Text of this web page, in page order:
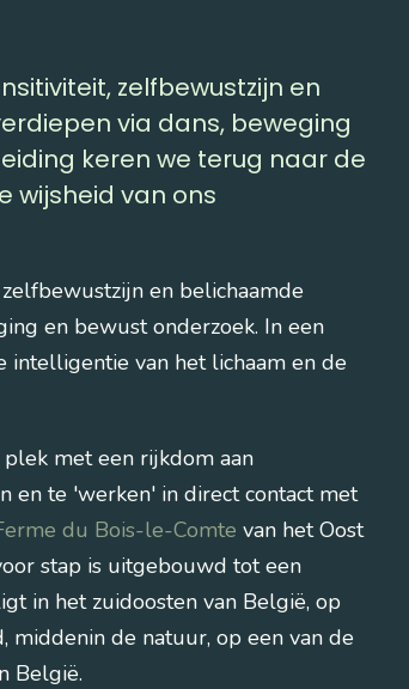
zelfbewustzijn en
via dans, beweging
keren we terug naar de
wijsheid van ons
en belichaamde
en bewust onderzoek. In een
van het lichaam en de
met een rijkdom aan
en te 'werken' in direct contact met
du Bois-le-Comte van het Oost
stap is uitgebouwd tot een
in het zuidoosten van België, op
middenin de natuur, op een van de
België.